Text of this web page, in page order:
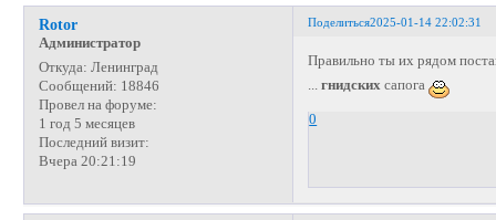
Поделиться2025-01-14 22:02:31
Rotor
Администратор
Откуда: Ленинград
Сообщений: 18846
Провел на форуме:
1 год 5 месяцев
Последний визит:
Вчера 20:21:19
Правильно ты их рядом
...гнидских сапога
0